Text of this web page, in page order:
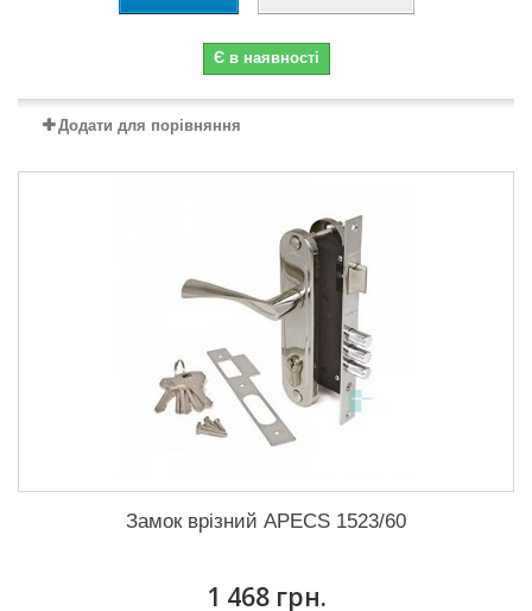
Є в наявності
Додати для порівняння
Замок врізний APECS 1523/60
1 468 грн.